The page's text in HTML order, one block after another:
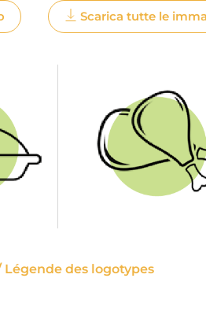
Scarica tutte le
des logotypes